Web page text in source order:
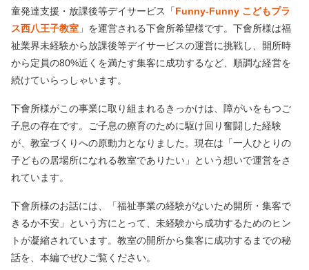
童発達支援・放課後等デイサービス「Funny-Funny こどもプラ
ス西八王子教室 」を運営される下會所希望様です。下會所様は福
祉業界未経験から放課後等デイサービスの運営に挑戦し、開所時
から定員の80%近くを満たす集客に成功するなど、順調な経営を
続けていらっしゃいます。
下會所様がこの事業に取り組まれるきっかけは、障がいをもつご
子息の存在です。ご子息の療育のために駆け回り奮闘した経験
が、教室づくりへの原動力となりました。現在は「一人ひとりの
子どもの居場所になれる教室でありたい」という想いで運営をさ
れています。
下會所様のお話には、「福祉事業の経験がないため開所・集客で
きるか不安」という方にとって、未経験から成功するためのヒン
トが凝縮されています。教室の開所から集客に成功するまでの秘
話を、本編でぜひご覧ください。